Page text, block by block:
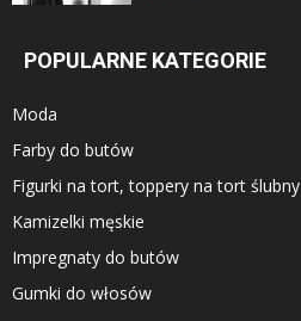
POPULARNE KATEGORIE
Moda
Farby do butów
Figurki na tort, toppery na tort ślubny
Kamizelki męskie
Impregnaty do butów
Gumki do włosów